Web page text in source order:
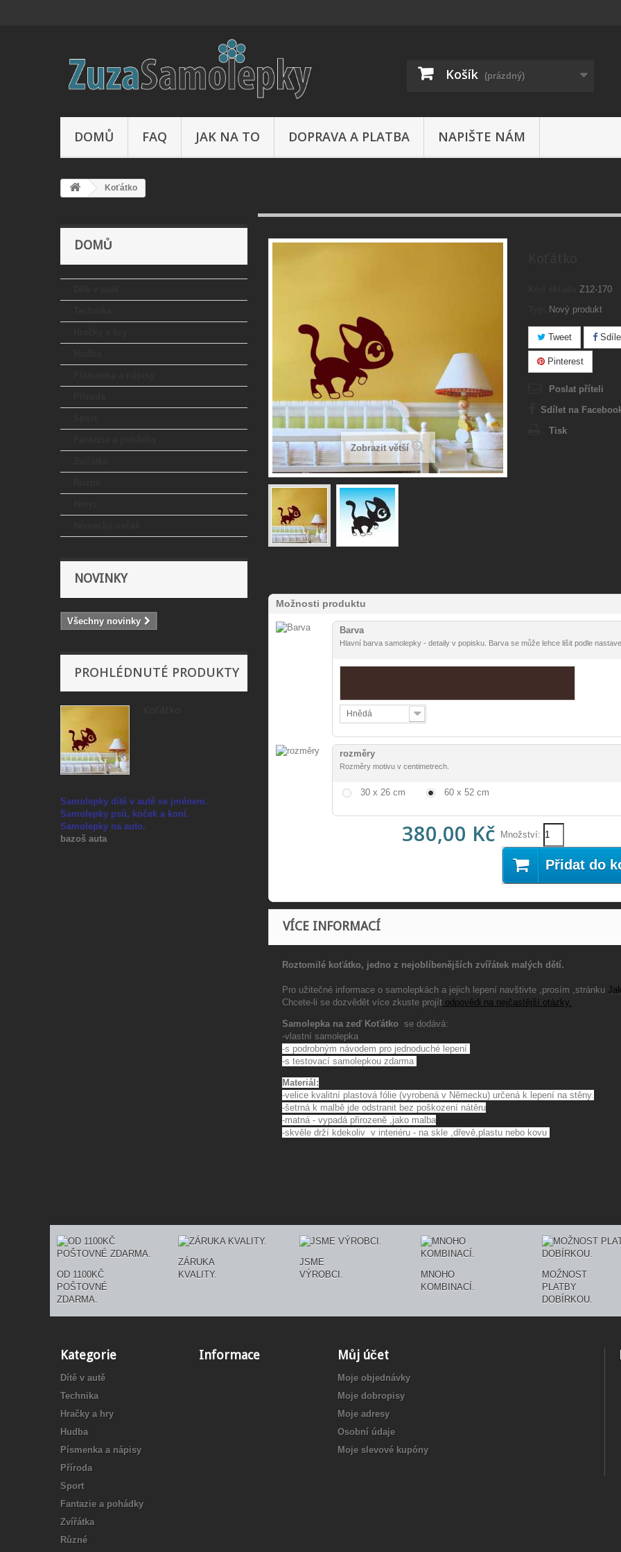
Košík (prázdný)
DOMŮ FAQ JAK NA TO DOPRAVA A PLATBA NAPIŠTE NÁM
Koťátko
DOMŮ
NOVINKY
Všechny novinky
PROHLÉDNUTÉ PRODUKTY
Samolepky dítě v autě se jménem.
Samolepky psů, koček a koní.
Samolepky na auto.
bazoš auta
Zobrazit větší
Z12-170
Nový produkt
Tweet
Pinterest
Poslat příteli
Sdílet na
Tisk
Možnosti produktu
Barva
Hlavní barva samolepky - detaily v popisku. Barva se může lehce lišit podle
Hnědá
rozměry
Rozměry motivu v centimetrech.
30 x 26 cm 60 x 52 cm
380,00 Kč Množství:
Přidat do
VÍCE INFORMACÍ
Roztomilé koťátko, jedno z nejoblíbenějších zvířátek malých dětí.
Pro užitečné informace o samolepkách a jejich lepení navštivte ,prosím ,stránku
Chcete-li se dozvědět více zkuste projít odpovědi na nejčastější otázky.
Samolepka na zeď Koťátko se dodává:
-vlastní samolepka
-s podrobným návodem pro jednoduché lepení
-s testovací samolepkou zdarma
Materiál:
-velice kvalitní plastová fólie (vyrobená v Německu) určená k lepení na stěny.
-šetrná k malbě jde odstranit bez poškození nátěru
-matná - vypadá přirozeně ,jako malba
-skvěle drží kdekoliv v interiéru - na skle ,dřevě,plastu nebo kovu
OD 1100KČ
POŠTOVNÉ
ZDARMA.
ZÁRUKA
KVALITY.
JSME
VÝROBCI.
MNOHO
KOMBINACÍ.
MOŽNOST
PLATBY
DOBÍRKOU.
Kategorie
Dítě v autě
Technika
Hračky a hry
Hudba
Písmenka a nápisy
Příroda
Sport
Fantazie a pohádky
Zvířátka
Různé
Informace Můj účet
Moje objednávky
Moje dobropisy
Moje adresy
Osobní údaje
Moje slevové kupóny